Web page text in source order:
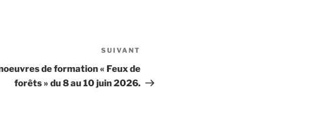
suivant
SUIVANT
de formation « Feux de
forêts » du 8 au 10 juin 2026.